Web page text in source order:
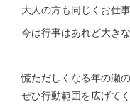
大人の方も同じくお仕
今は行事はあれど大き
慌ただしくなる年の瀬
ぜひ行動範囲を広げて